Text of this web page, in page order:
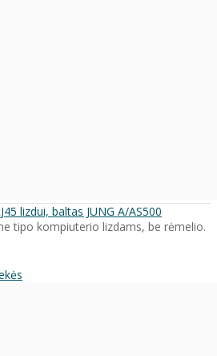
lizdui, baltas JUNG A/AS500
tipo kompiuterio lizdams, be rėmelio.